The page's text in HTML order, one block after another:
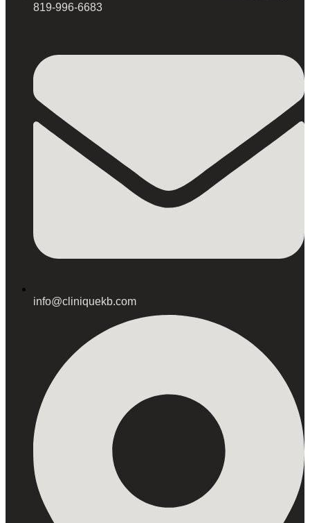
819-996-6683
info@cliniquekb.com